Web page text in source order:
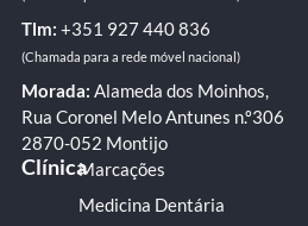
Tlm: +351 ‭927 440 836
(Chamada para a rede móvel nacional)
Morada: Alameda dos Moinhos,
Rua Coronel Melo Antunes n.º306
2870-052 Montijo
ClínicaMarcações
Medicina Dentária